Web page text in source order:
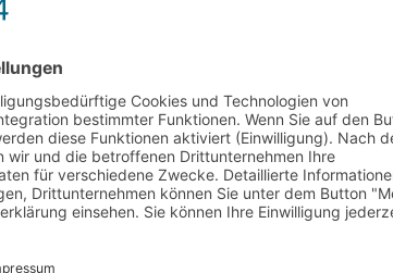
kann nach ca. 3-4 Std. überarbeitet werden.
ohne weitere Nachbehandlung mit den
ml/m².